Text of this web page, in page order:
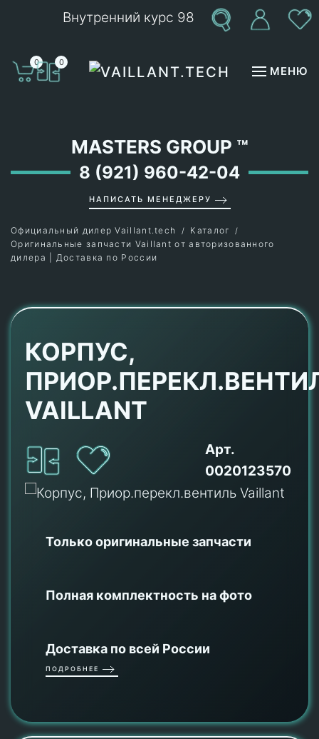
Внутренний курс 98
0 0
МЕНЮ
MASTERS GROUP ™
8 (921) 960-42-04
НАПИСАТЬ МЕНЕДЖЕРУ
Официальный дилер Vaillant.tech
Каталог
Оригинальные запчасти Vaillant от авторизованного
дилера | Доставка по России
КОРПУС,
VAILLANT
Арт.
0020123570
Только оригинальные запчасти
Полная комплектность на фото
Доставка по всей России
ПОДРОБНЕЕ